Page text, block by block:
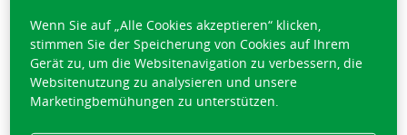
FRANÇOIS MARTINET
Wenn Sie auf „Alle Cookies akzeptieren“ klicken,
stimmen Sie der Speicherung von Cookies auf Ihrem
Gerät zu, um die Websitenavigation zu verbessern, die
Websitenutzung zu analysieren und unsere
Marketingbemühungen zu unterstützen.